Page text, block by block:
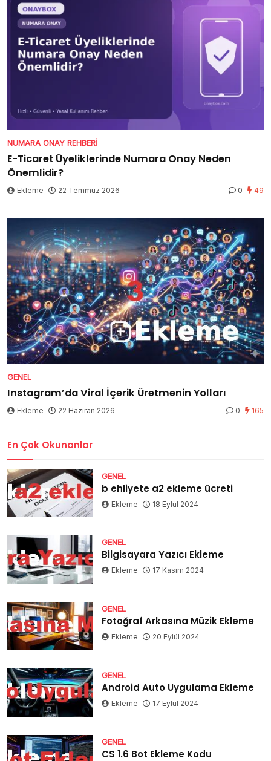
NUMARA ONAY REHBERI
E-Ticaret Üyeliklerinde Numara Onay Neden
Önemlidir?
Ekleme 22 Temmuz 2026 0 49
GENEL
Instagram’da Viral İçerik Üretmenin Yolları
Ekleme 22 Haziran 2026 0 165
En Çok Okunanlar
GENEL
b ehliyete a2 ekleme ücreti
Ekleme 18 Eylül 2024
GENEL
Bilgisayara Yazıcı Ekleme
Ekleme 17 Kasım 2024
GENEL
Fotoğraf Arkasına Müzik Ekleme
Ekleme 20 Eylül 2024
GENEL
Android Auto Uygulama Ekleme
Ekleme 17 Eylül 2024
GENEL
CS 1.6 Bot Ekleme Kodu